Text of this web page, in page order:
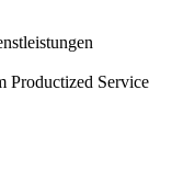
Productized Service